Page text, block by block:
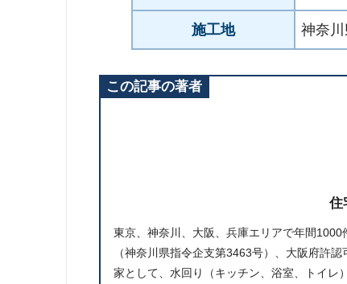
施工地 神奈
この記事の著者
住
東京、神奈川、大阪、兵庫エリアで年間
（神奈川県指令企支第3463号）、大阪府許
家として、水回り（キッチン、浴室、トイレ